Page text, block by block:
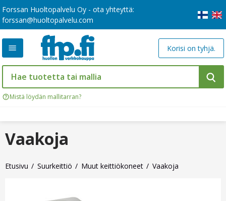
Forssan Huoltopalvelu Oy - ota yhteyttä:
forssan@huoltopalvelu.com
Mistä löydän mallitarran?
Korisi on tyhjä.
Etusivu Suurkeittiö Muut keittiökoneet Vaakoja
Vaakoja